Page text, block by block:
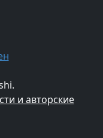
и авторские